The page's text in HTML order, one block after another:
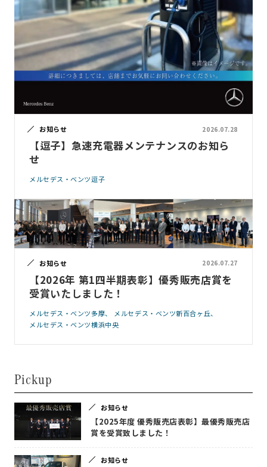
お知らせ 2026.07.28
【逗子】急速充電器メンテナンスのお知ら
せ
メルセデス・ベンツ逗子
お知らせ 2026.07.27
【2026年 第1四半期表彰】優秀販売店賞を
受賞いたしました！
メルセデス・ベンツ多摩
メルセデス・ベンツ新百合ヶ丘
メルセデス・ベンツ横浜中央
Pickup
お知らせ
【2025年度 優秀販売店表彰】最優秀販売店
賞を受賞致しました！
お知らせ